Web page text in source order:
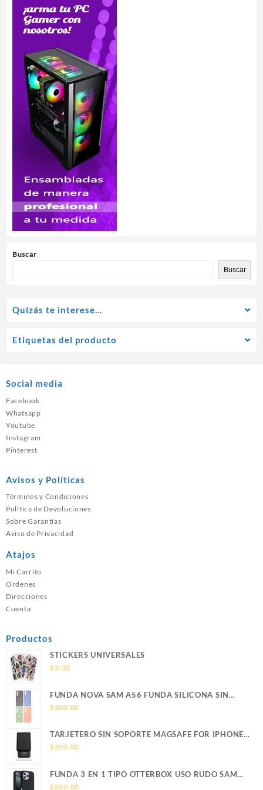
Buscar
Buscar
Quízás te interese…
Etiquetas del producto
Social media
Facebook
Whatsapp
Youtube
Instagram
Pinterest
Avisos y Políticas
Términos y Condiciones
Política de Devoluciones
Sobre Garantías
Aviso de Privacidad
Atajos
Mi Carrito
Ordenes
Direcciones
Cuenta
Productos
STICKERS UNIVERSALES
$3.00
FUNDA NOVA SAM A56 FUNDA SILICONA SIN
SOPORTE MAGNETICO SAMSUNG
$300.00
TARJETERO SIN SOPORTE MAGSAFE FOR IPHONE
LEATHER WALLET MAGSAFE
$200.00
FUNDA 3 EN 1 TIPO OTTERBOX USO RUDO SAM
S26 ULTRA SAMSUNG S26 ULTRA
$350.00